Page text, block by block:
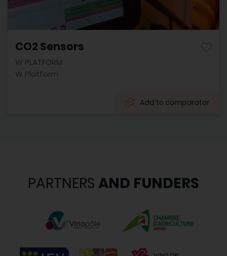
CO2 Sensors
W PLATFORM
W Platform
Add to comparator
PARTNERS AND FUNDERS